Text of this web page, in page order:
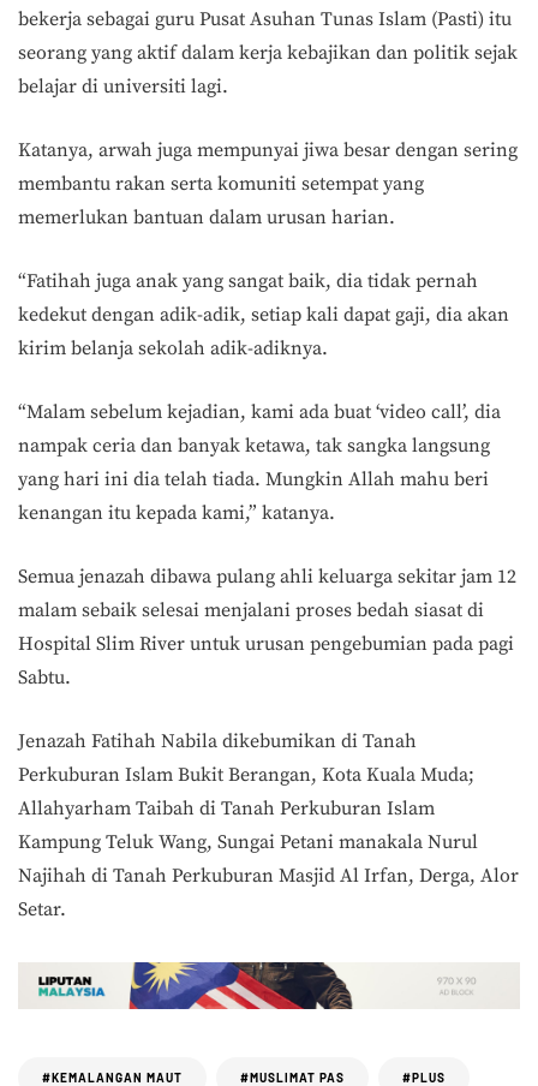
bekerja sebagai guru Pusat Asuhan Tunas Islam (Pasti) itu
seorang yang aktif dalam kerja kebajikan dan politik sejak
belajar di universiti lagi.
Katanya, arwah juga mempunyai jiwa besar dengan sering
membantu rakan serta komuniti setempat yang
memerlukan bantuan dalam urusan harian.
“Fatihah juga anak yang sangat baik, dia tidak pernah
kedekut dengan adik-adik, setiap kali dapat gaji, dia akan
kirim belanja sekolah adik-adiknya.
“Malam sebelum kejadian, kami ada buat ‘video call’, dia
nampak ceria dan banyak ketawa, tak sangka langsung
yang hari ini dia telah tiada. Mungkin Allah mahu beri
kenangan itu kepada kami,” katanya.
Semua jenazah dibawa pulang ahli keluarga sekitar jam 12
malam sebaik selesai menjalani proses bedah siasat di
Hospital Slim River untuk urusan pengebumian pada pagi
Sabtu.
Jenazah Fatihah Nabila dikebumikan di Tanah
Perkuburan Islam Bukit Berangan, Kota Kuala Muda;
Allahyarham Taibah di Tanah Perkuburan Islam
Kampung Teluk Wang, Sungai Petani manakala Nurul
Najihah di Tanah Perkuburan Masjid Al Irfan, Derga, Alor
Setar.
#KEMALANGAN MAUT #MUSLIMAT PAS #PLUS